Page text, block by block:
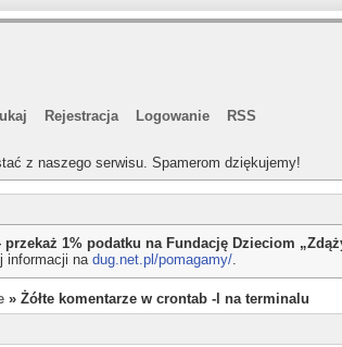
Rejestracja Logowanie
RSS
z naszego serwisu. Spamerom dziękujemy!
1% podatku na Fundację Dzieciom
informacji nadug.net.pl/pomagamy/.
» Żółte komentarze w crontab -l na terminalu